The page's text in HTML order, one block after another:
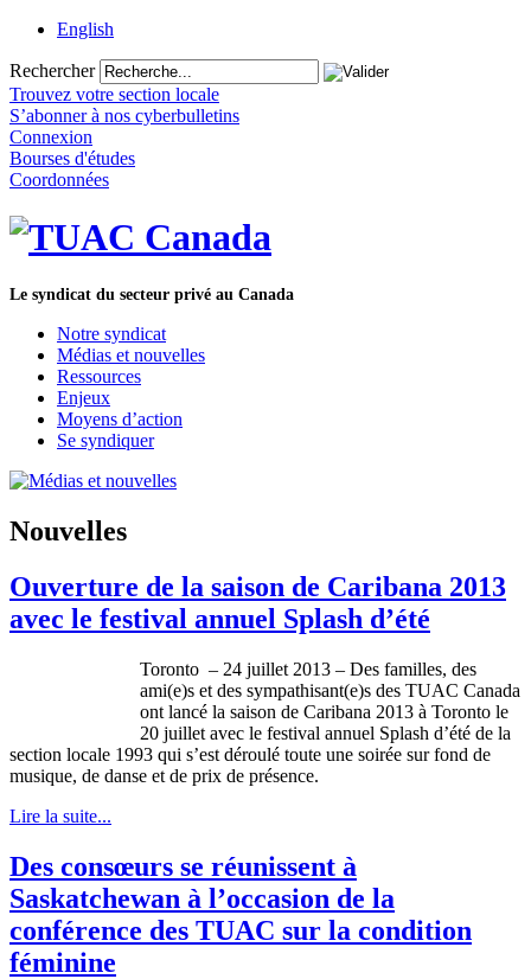
English
Rechercher
Trouvez votre section locale
S’abonner à nos cyberbulletins
Connexion
Bourses d'études
Coordonnées
Le syndicat du secteur privé au Canada
Notre syndicat
Médias et nouvelles
Ressources
Enjeux
Moyens d’action
Se syndiquer
Nouvelles
Ouverture de la saison de Caribana 2013
avec le festival annuel Splash d’été
Toronto – 24 juillet 2013 – Des familles, des
ami(e)s et des sympathisant(e)s des TUAC Canada
ont lancé la saison de Caribana 2013 à Toronto le
20 juillet avec le festival annuel Splash d’été de la
section locale 1993 qui s’est déroulé toute une soirée sur fond de
musique, de danse et de prix de présence.
Lire la suite...
Des consœurs se réunissent à
Saskatchewan à l’occasion de la
conférence des TUAC sur la condition
féminine